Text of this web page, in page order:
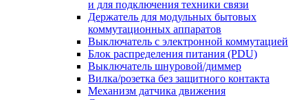
и для подключения техники связи
Держатель для модульных бытовых
коммутационных аппаратов
Выключатель с электронной коммутацией
Блок распределения питания (PDU)
Выключатель шнуровой/диммер
Вилка/розетка без защитного контакта
Механизм датчика движения